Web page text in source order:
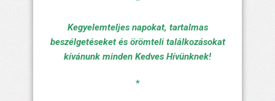
Kegyelemteljes napokat, tartalmas
beszélgetéseket és örömteli találkozásokat
kívánunk minden Kedves Hívünknek!
*